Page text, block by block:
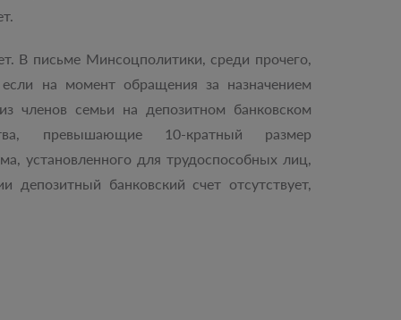
В письме Минсоцполитики, среди прочего,
на момент обращения за назначением
членов семьи на депозитном банковском
превышающие 10-кратный размер
установленного для трудоспособных лиц,
банковский счет отсутствует,